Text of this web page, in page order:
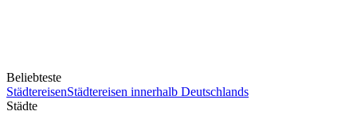
Beliebteste
StädtereisenStädtereisen innerhalb Deutschlands
Städte